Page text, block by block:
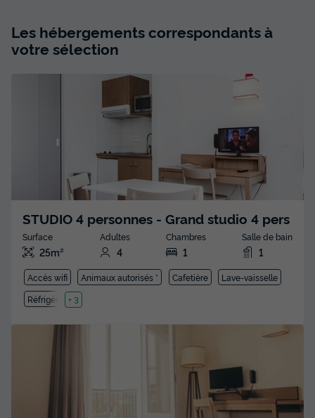
Les hébergements correspondants à
votre sélection
STUDIO 4 personnes - Grand studio 4 pers
Surface
25m²
Adultes
4
Chambres
1
Salle de bain
1
Accès wifi Animaux autorisés * Cafetière
Lave-vaisselle
Réfrigérateur
+ 3